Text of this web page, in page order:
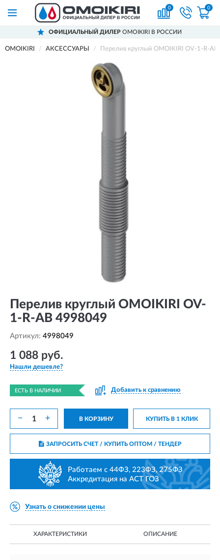
0 0
ОФИЦИАЛЬНЫЙ ДИЛЕР OMOIKIRI В РОССИИ
OMOIKIRI АКСЕССУАРЫ Перелив круглый OMOIKIRI OV-1-R-AB
Перелив круглый OMOIKIRI OV-
1-R-AB 4998049
Артикул: 4998049
1 088 руб.
Нашли дешевле?
ЕСТЬ В НАЛИЧИИ Добавить к сравнению
− + В КОРЗИНУ КУПИТЬ В 1 КЛИК
ЗАПРОСИТЬ СЧЕТ / КУПИТЬ ОПТОМ/ ТЕНДЕР
Работаем с 44ФЗ, 223ФЗ, 275ФЗ
Аккредитация на АСТ ГОЗ
Узнать о снижении цены
ХАРАКТЕРИСТИКИ ОПИСАНИЕ